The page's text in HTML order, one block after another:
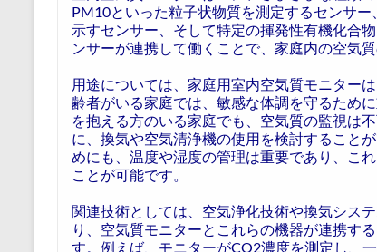
PM10といった粒子状物質を測定するセンサ
示すセンサー、そして特定の揮発性有機化合
ンサーが連携して働くことで、家庭内の空気
用途については、家庭用室内空気質モニター
齢者がいる家庭では、敏感な体調を守るため
を抱える方のいる家庭でも、空気質の監視は
に、換気や空気清浄機の使用を検討すること
めにも、温度や湿度の管理は重要であり、こ
ことが可能です。
関連技術としては、空気浄化技術や換気シス
り、空気質モニターとこれらの機器が連携す
す。例えば、モニターがCO2濃度を測定し、